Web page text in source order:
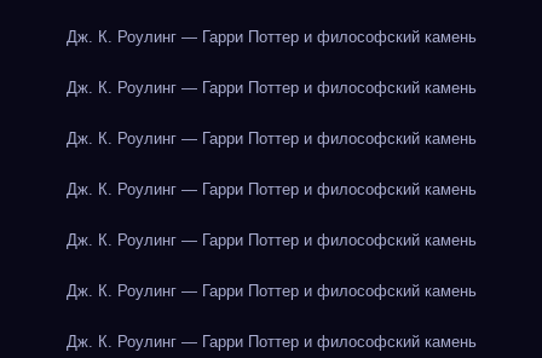
Дж. К. Роулинг — Гарри Поттер и философский камень
Дж. К. Роулинг — Гарри Поттер и философский камень
Дж. К. Роулинг — Гарри Поттер и философский камень
Дж. К. Роулинг — Гарри Поттер и философский камень
Дж. К. Роулинг — Гарри Поттер и философский камень
Дж. К. Роулинг — Гарри Поттер и философский камень
Дж. К. Роулинг — Гарри Поттер и философский камень